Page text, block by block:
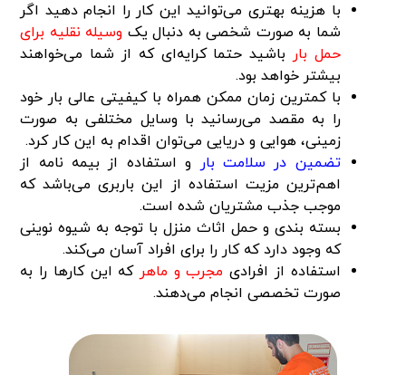
با هزینه بهتری می‌توانید این کار را انجام دهید اگر
شما به صورت شخصی به دنبال یک وسیله نقلیه برای
حمل بار باشید حتما کرایه‌‌ای که از شما می‌خواهند
بیشتر خواهد بود.
با کمترین زمان ممکن همراه با کیفیتی عالی بار خود
را به مقصد می‌رسانید با وسایل مختلفی به صورت
زمینی، هوایی و دریایی می‌توان اقدام به این کار کرد.
تضمین در سلامت بار و استفاده از بیمه نامه از
اهم‌ترین مزیت استفاده از این باربری می‌باشد که
موجب جذب مشتریان شده است.
بسته بندی و حمل اثاث منزل با توجه به شیوه نوینی
که وجود دارد که کار را برای افراد آسان می‌کند.
استفاده از افرادی مجرب و ماهر که این کارها را به
صورت تخصصی انجام می‌دهند.